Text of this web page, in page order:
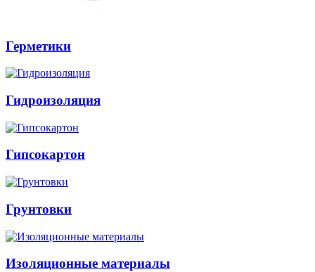
Герметики
Гидроизоляция
Гипсокартон
Грунтовки
Изоляционные материалы